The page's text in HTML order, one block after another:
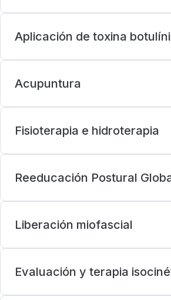
Aplicación de toxina
Acupuntura
Fisioterapia e hidroterapia
Reeducación Postural
Liberación miofascial
Evaluación y terapia